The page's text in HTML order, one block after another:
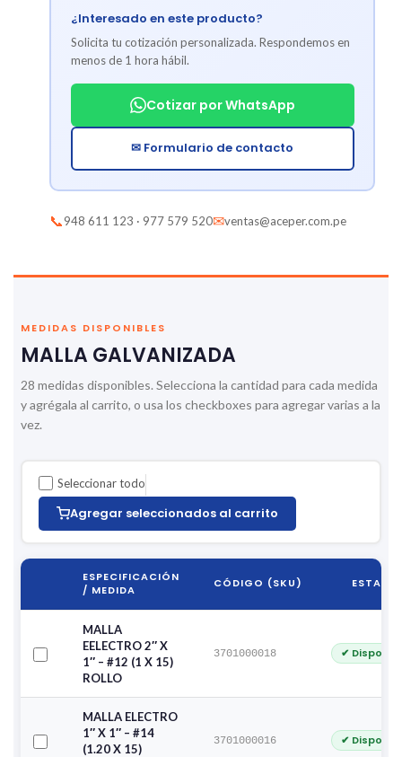
¿Interesado en este producto?
Solicita tu cotización personalizada. Respondemos en
menos de 1 hora hábil.
Cotizar por WhatsApp
✉ Formulario de contacto
📞948 611 123 · 977 579 520✉ventas@aceper.com.pe
MEDIDAS DISPONIBLES
MALLA GALVANIZADA
28 medidas disponibles. Selecciona la cantidad para cada medida
y agrégala al carrito, o usa los checkboxes para agregar varias a la
vez.
Seleccionar todo
Agregar seleccionados al carrito
ESPECIFICACIÓN
/ MEDIDA
CÓDIGO (SKU) ESTADO
MALLA
EELECTRO 2″ X
1″ – #12 (1 X 15)
ROLLO
3701000018 ✔
MALLA ELECTRO
1″ X 1″ – #14
(1.20 X 15)
3701000016 ✔